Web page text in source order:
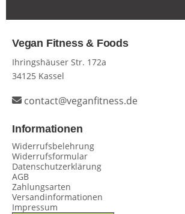
Vegan Fitness & Foods
Ihringshäuser Str. 172a
34125 Kassel
contact@veganfitness.de
Informationen
Widerrufsbelehrung
Widerrufsformular
Datenschutzerklärung
AGB
Zahlungsarten
Versandinformationen
Impressum